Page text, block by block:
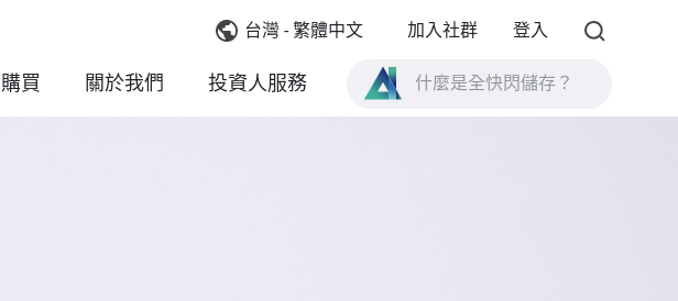
台灣 - 繁體中文 加入社群 登入
購買 關於我們 投資人服務 什麼是全快閃儲存？